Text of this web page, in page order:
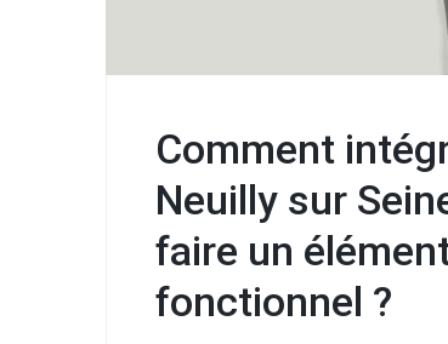
Comment
Neuilly sur
faire un
fonctionnel ?